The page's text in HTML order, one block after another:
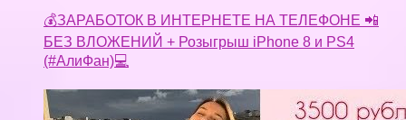
💰ЗАРАБОТОК В ИНТЕРНЕТЕ НА ТЕЛЕФОНЕ 📲
БЕЗ ВЛОЖЕНИЙ + Розыгрыш iPhone 8 и PS4
(#АлиФан)💻